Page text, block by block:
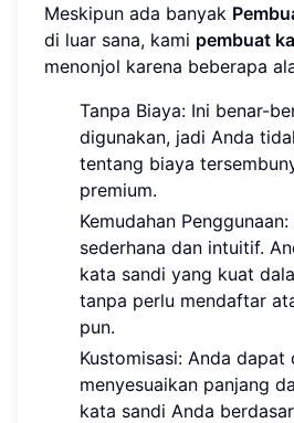
Meskipun ada banyak
di luar sana, kami pembuat
menonjol karena beberapa
Tanpa Biaya: Ini benar-
digunakan, jadi Anda
tentang biaya
premium.
Kemudahan
sederhana dan intuitif.
kata sandi yang kuat
tanpa perlu mendaftar
pun.
Kustomisasi: Anda dapat
menyesuaikan panjang
kata sandi Anda